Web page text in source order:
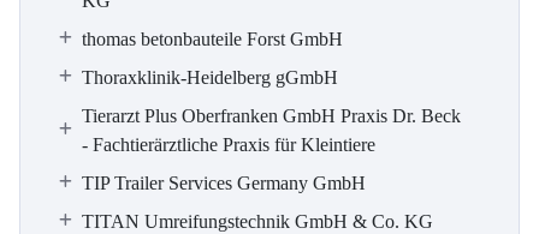
thomas betonbauteile Forst GmbH
Thoraxklinik-Heidelberg gGmbH
Tierarzt Plus Oberfranken GmbH Praxis Dr. Beck
- Fachtierärztliche Praxis für Kleintiere
TIP Trailer Services Germany GmbH
TITAN Umreifungstechnik GmbH & Co. KG